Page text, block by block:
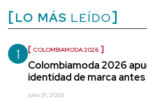
LO MÁS LEÍDO
1 COLOMBIAMODA 2026
Colombiamoda 2026
identidad de marca
julio 31, 2026